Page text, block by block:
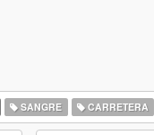
SANGRE CARRETERA